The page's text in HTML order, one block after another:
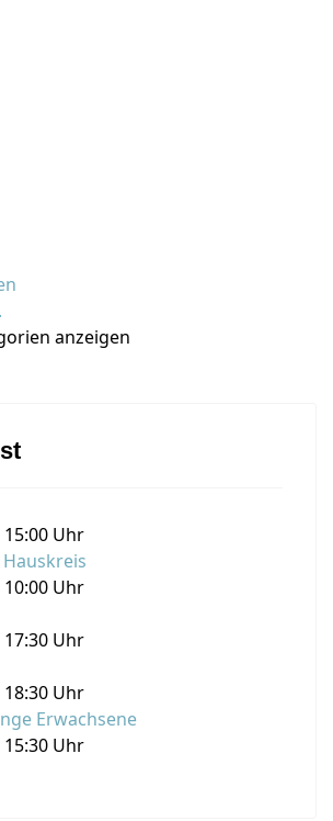
anzeigen
15:00 Uhr
10:00 Uhr
17:30 Uhr
18:30 Uhr
Erwachsene
15:30 Uhr